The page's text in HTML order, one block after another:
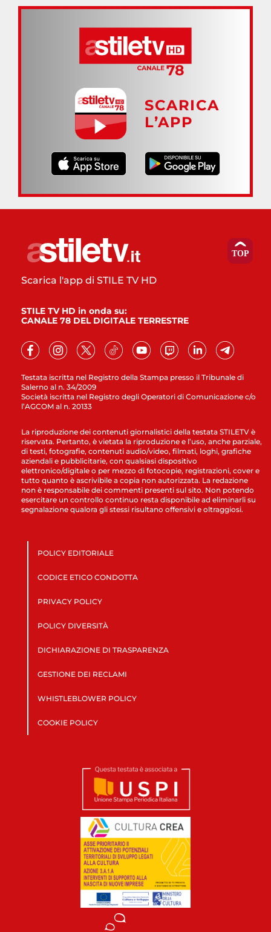
SCARICA
L’APP
Testata iscritta nel Registro della Stampa presso il Tribunale di
Salerno al n. 34/2009
Società iscritta nel Registro degli Operatori di Comunicazione c/o
l’AGCOM al n. 20133
Scarica l'app di STILE TV HD
STILE TV HD in onda su:
CANALE 78 DEL DIGITALE TERRESTRE
La riproduzione dei contenuti giornalistici della testata STILETV è
riservata. Pertanto, è vietata la riproduzione e l’uso, anche parziale,
di testi, fotografie, contenuti audio/video, filmati, loghi, grafiche
aziendali e pubblicitarie, con qualsiasi dispositivo
elettronico/digitale o per mezzo di fotocopie, registrazioni, cover e
tutto quanto è ascrivibile a copia non autorizzata. La redazione
non è responsabile dei commenti presenti sul sito. Non potendo
esercitare un controllo continuo resta disponibile ad eliminarli su
segnalazione qualora gli stessi risultano offensivi e oltraggiosi.
POLICY EDITORIALE
CODICE ETICO CONDOTTA
PRIVACY POLICY
POLICY DIVERSITÀ
DICHIARAZIONE DI TRASPARENZA
GESTIONE DEI RECLAMI
WHISTLEBLOWER POLICY
COOKIE POLICY